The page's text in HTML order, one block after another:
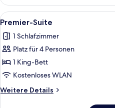
Ferienhaus,
Queen-
Kanalblick
Alle
Fotos
für
Premier-
Suite
anzeigen
6
Premier-Suite
1 Schlafzimmer
Platz für 4 Personen
1 King-Bett
Kostenloses WLAN
Weitere Details
Weitere